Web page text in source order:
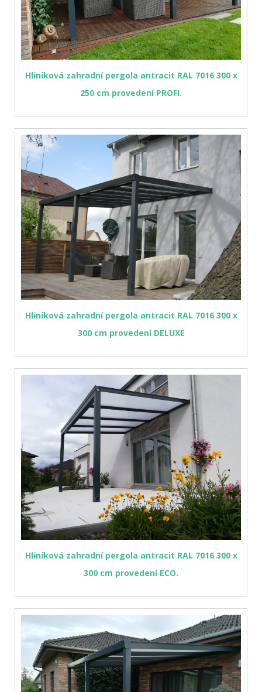
Hliníková zahradní pergola antracit RAL 7016 300 x
250 cm provedení PROFI.
Hliníková zahradní pergola antracit RAL 7016 300 x
300 cm provedení DELUXE
Hliníková zahradní pergola antracit RAL 7016 300 x
300 cm provedení ECO.